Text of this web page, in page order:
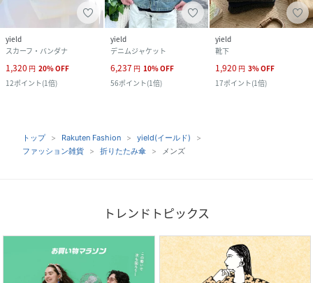
yield
スカーフ・バンダナ
1,320 円 20%OFF
12ポイント(1倍)
yield
デニムジャケット
6,237 円 10%OFF
56ポイント(1倍)
yield
靴下
1,920 円 3%OFF
17ポイント(1倍)
トップ Rakuten Fashion
yield(イールド)
ファッション雑貨
折りたたみ傘 メンズ
トレンドトピックス